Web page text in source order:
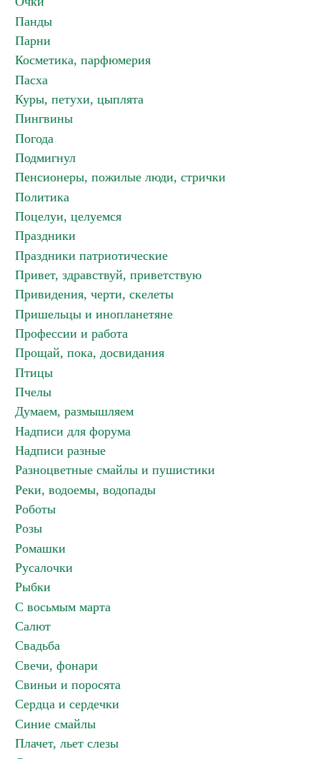
Панды
Парни
Косметика, парфюмерия
Пасха
Куры, петухи, цыплята
Пингвины
Погода
Подмигнул
Пенсионеры, пожилые люди, стрички
Политика
Поцелуи, целуемся
Праздники
Праздники патриотические
Привет, здравствуй, приветствую
Привидения, черти, скелеты
Пришельцы и инопланетяне
Профессии и работа
Прощай, пока, досвидания
Птицы
Пчелы
Думаем, размышляем
Надписи для форума
Надписи разные
Разноцветные смайлы и пушистики
Реки, водоемы, водопады
Роботы
Розы
Ромашки
Русалочки
Рыбки
С восьмым марта
Салют
Свадьба
Свечи, фонари
Свиньи и поросята
Сердца и сердечки
Синие смайлы
Плачет, льет слезы